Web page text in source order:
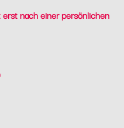
nach einer persönlichen